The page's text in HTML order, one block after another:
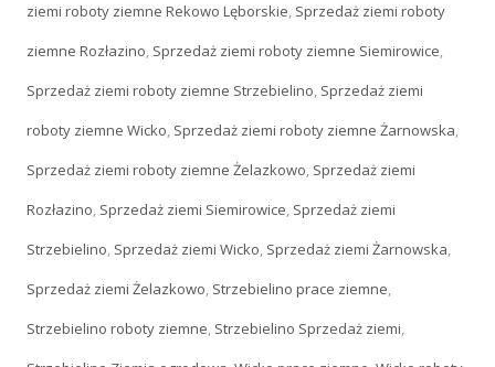
ziemi roboty ziemne Rekowo Lęborskie, Sprzedaż ziemi roboty
ziemne Rozłazino, Sprzedaż ziemi roboty ziemne Siemirowice,
Sprzedaż ziemi roboty ziemne Strzebielino, Sprzedaż ziemi
roboty ziemne Wicko, Sprzedaż ziemi roboty ziemne Żarnowska,
Sprzedaż ziemi roboty ziemne Żelazkowo, Sprzedaż ziemi
Rozłazino, Sprzedaż ziemi Siemirowice, Sprzedaż ziemi
Strzebielino, Sprzedaż ziemi Wicko, Sprzedaż ziemi Żarnowska,
Sprzedaż ziemi Żelazkowo, Strzebielino prace ziemne,
Strzebielino roboty ziemne, Strzebielino Sprzedaż ziemi,